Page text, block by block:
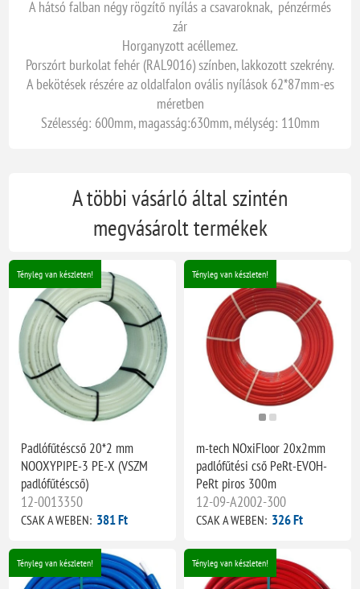
A hátsó falban négy rögzítő nyílás a csavaroknak, pénzérmés
zár
Horganyzott acéllemez.
Porszórt burkolat fehér (RAL9016) színben, lakkozott szekrény.
A bekötések részére az oldalfalon ovális nyílások 62*87mm-es
méretben
Szélesség: 600mm, magasság:630mm, mélység: 110mm
A többi vásárló által szintén
megvásárolt termékek
Tényleg van készleten!
Padlófűtéscső 20*2 mm
NOOXYPIPE-3 PE-X (VSZM
padlófűtéscső)
12-0013350
CSAK A WEBEN: 381 Ft
Tényleg van készleten!
m-tech NOxiFloor 20x2mm
padlófűtési cső PeRt-EVOH-
PeRt piros 300m
12-09-A2002-300
CSAK A WEBEN: 326 Ft
Tényleg van készleten! Tényleg van készleten!